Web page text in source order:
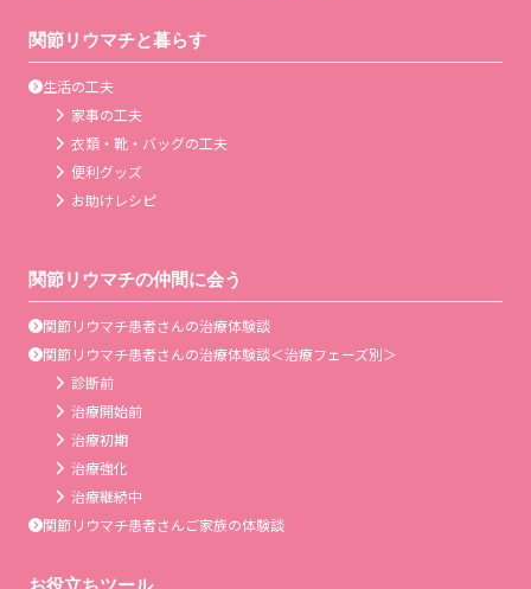
関節リウマチと暮らす
生活の工夫
家事の工夫
衣類・靴・バッグの工夫
便利グッズ
お助けレシピ
関節リウマチの仲間に会う
関節リウマチ患者さんの治療体験談
関節リウマチ患者さんの治療体験談＜治療フェーズ別＞
診断前
治療開始前
治療初期
治療強化
治療継続中
関節リウマチ患者さんご家族の体験談
お役立ちツール